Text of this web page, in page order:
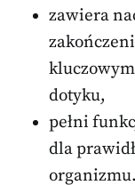
zawiera
dotyku,
pełni
dla
organizmu.